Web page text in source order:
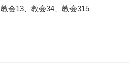
13、教会34、教会315